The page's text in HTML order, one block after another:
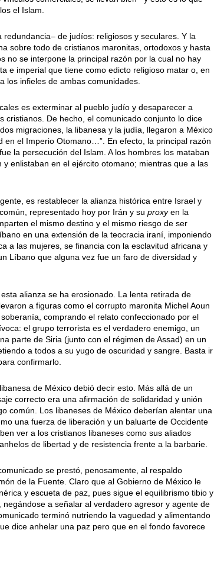
el Islam.
de judíos: religiosos y seculares. Y la
sobre todo de cristianos maronitas, ortodoxos y hasta
no se interpone la principal razón por la cual no hay
e imperial que tiene como edicto religioso matar o, en
los infieles de ambas comunidades.
es exterminar al pueblo judío y desaparecer a
cristianos. De hecho, el comunicado conjunto lo dice
migraciones, la libanesa y la judía, llegaron a México
en el Imperio Otomano…”. En efecto, la principal razón
fue la persecución del Islam. A los hombres los mataban
enlistaban en el ejército otomano; mientras que a las
es restablecer la alianza histórica entre Israel y
representado hoy por Irán y su proxyen la
el mismo destino y el mismo riesgo de ser
en una extensión de la teocracia iraní, imponiendo
a las mujeres, se financia con la esclavitud africana y
Líbano que alguna vez fue un faro de diversidad y
alianza se ha erosionado. La lenta retirada de
a figuras como el corrupto maronita Michel Aoun
comprando el relato confeccionado por el
el grupo terrorista es el verdadero enemigo, un
parte de Siria (junto con el régimen de Assad) en un
a todos a su yugo de oscuridad y sangre. Basta ir
confirmarlo.
de México debió decir esto. Más allá de un
correcto era una afirmación de solidaridad y unión
común. Los libaneses de México deberían alentar una
una fuerza de liberación y un baluarte de Occidente
ver a los cristianos libaneses como sus aliados
de libertad y de resistencia frente a la barbarie.
se prestó, penosamente, al respaldo
de la Fuente. Claro que al Gobierno de México le
y escueta de paz, pues sigue el equilibrismo tibio y
a señalar al verdadero agresor y agente de
terminó nutriendo la vaguedad y alimentando
dice anhelar una paz pero que en el fondo favorece